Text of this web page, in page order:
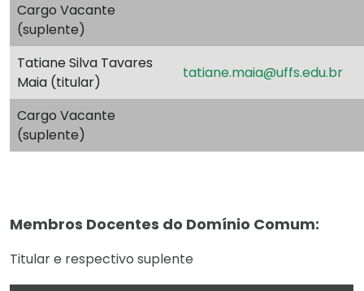
Cargo Vacante
(suplente)
Tatiane Silva Tavares
Maia (titular)
tatiane.maia@uffs.edu.br
Cargo Vacante
(suplente)
Membros Docentes do Domínio Comum:
Titular e respectivo suplente